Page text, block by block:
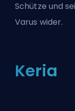
Schütze und
Varus wider.
Keria